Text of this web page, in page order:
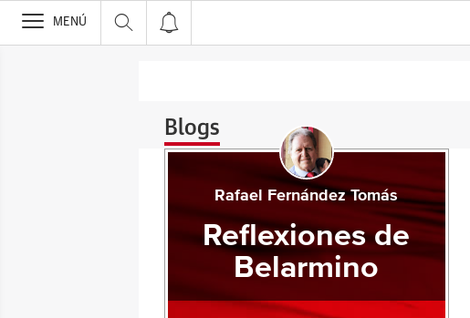
>
MENÚ
Blogs
Rafael Fernández Tomás
Reflexiones de
Belarmino